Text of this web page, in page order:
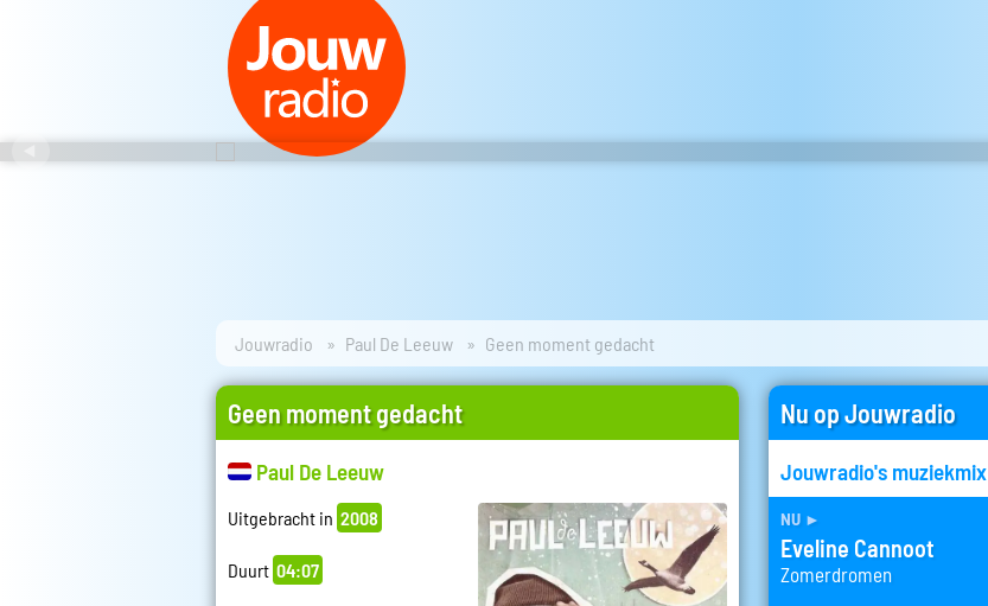
Jouwradio Paul De Leeuw Geen moment gedacht
Geen moment gedacht
Paul De Leeuw
Uitgebracht in 2008
Duurt 04:07
Nu op Jouwradio
Jouwradio's muziekmix
nu ►
Eveline Cannoot
Zomerdromen